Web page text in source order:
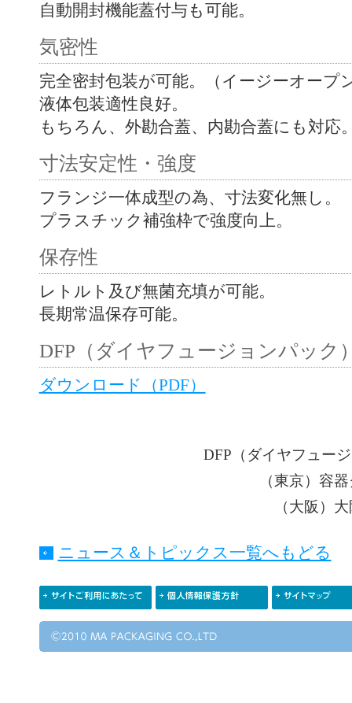
自動開封機能蓋付与も可能。
気密性
完全密封包装が可能。（イージーオープ
液体包装適性良好。
もちろん、外勘合蓋、内勘合蓋にも対応
寸法安定性・強度
フランジ一体成型の為、寸法変化無し。
プラスチック補強枠で強度向上。
保存性
レトルト及び無菌充填が可能。
長期常温保存可能。
DFP（ダイヤフュージョンパック
ダウンロード（PDF）
DFP（ダイヤフュー
（東京）容
（大阪）
ニュース＆トピックス一覧へもどる